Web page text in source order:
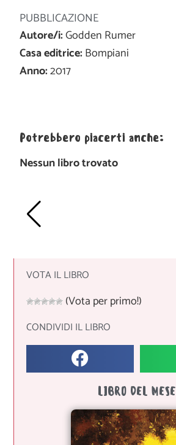
PUBBLICAZIONE
Autore/i:Godden Rumer
Casa editrice:Bompiani
Anno:2017
Potrebbero piacerti anche:
Nessun libro trovato
VOTA IL LIBRO
(Vota per primo!)
CONDIVIDI IL LIBRO
LIBRO DEL MESE